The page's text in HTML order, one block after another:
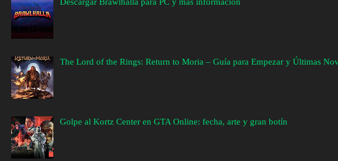
The Lord of the Rings: Return to Moria – Guía para Empezar y Últimas
Golpe al Kortz Center en GTA Online: fecha, arte y gran botín